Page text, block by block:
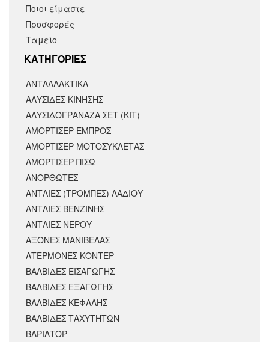
Ποιοι είμαστε
Προσφορές
Ταμείο
KΑΤΗΓΟΡΙΕΣ
ΑΝΤΑΛΛΑΚΤΙΚΆ
ΑΛΥΣΙΔΕΣ ΚΙΝΗΣΗΣ
ΑΛΥΣΙΔΟΓΡΑΝΑΖΑ ΣΕΤ (ΚΙΤ)
ΑΜΟΡΤΙΣΕΡ ΕΜΠΡΟΣ
ΑΜΟΡΤΙΣΈΡ ΜΟΤΟΣΥΚΛΈΤΑΣ
ΑΜΟΡΤΙΣΕΡ ΠΙΣΩ
ΑΝΟΡΘΩΤΕΣ
ΑΝΤΛΙΕΣ (ΤΡΟΜΠΕΣ) ΛΑΔΙΟΥ
ΑΝΤΛΙΕΣ ΒΕΝΖΙΝΗΣ
ΑΝΤΛΙΕΣ ΝΕΡΟΥ
ΑΞΟΝΕΣ ΜΑΝΙΒΕΛΑΣ
ΑΤΕΡΜΟΝΕΣ ΚΟΝΤΕΡ
ΒΑΛΒΙΔΕΣ ΕΙΣΑΓΩΓΗΣ
ΒΑΛΒΙΔΕΣ ΕΞΑΓΩΓΗΣ
ΒΑΛΒΙΔΕΣ ΚΕΦΑΛΗΣ
ΒΑΛΒΙΔΕΣ ΤΑΧΥΤΗΤΩΝ
ΒΑΡΙΑΤΟΡ